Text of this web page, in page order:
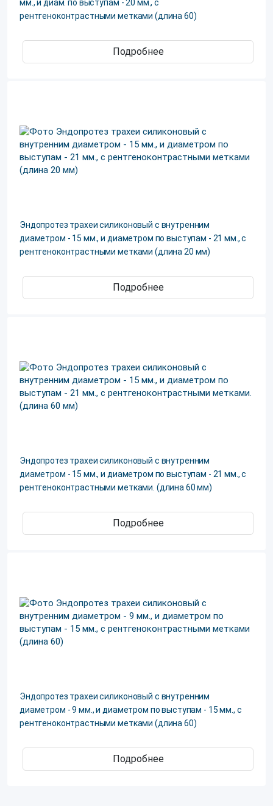
мм., и диам. по выступам - 20 мм., с
рентгеноконтрастными метками (длина 60)
Подробнее
Эндопротез трахеи силиконовый с внутренним
диаметром - 15 мм., и диаметром по выступам - 21 мм., с
рентгеноконтрастными метками (длина 20 мм)
Подробнее
Эндопротез трахеи силиконовый с внутренним
диаметром - 15 мм., и диаметром по выступам - 21 мм., с
рентгеноконтрастными метками. (длина 60 мм)
Подробнее
Эндопротез трахеи силиконовый с внутренним
диаметром - 9 мм., и диаметром по выступам - 15 мм., с
рентгеноконтрастными метками (длина 60)
Подробнее